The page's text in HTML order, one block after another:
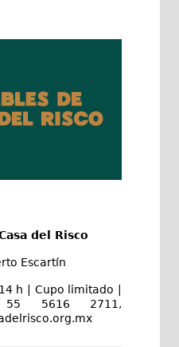
del Risco
Escartín
h | Cupo limitado |
55 5616 2711,